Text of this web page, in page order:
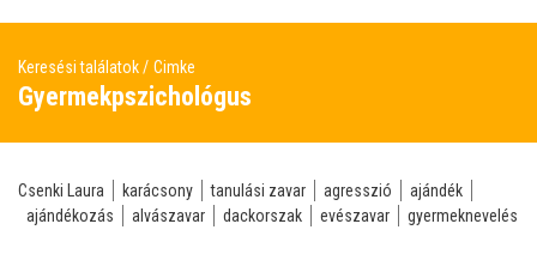
Keresési találatok Cimke
Gyermekpszichológus
Csenki Laura karácsony tanulási zavar agresszió
ajándék
ajándékozás
alvászavar dackorszak evészavar gyermeknevelés